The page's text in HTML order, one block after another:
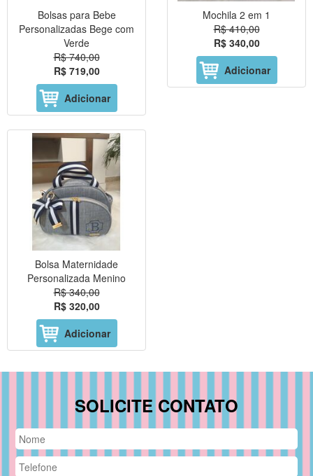
Bolsas para Bebe
Personalizadas Bege com
Verde
R$ 740,00
R$ 719,00
Adicionar
Mochila 2 em 1
R$ 410,00
R$ 340,00
Adicionar
Bolsa Maternidade
Personalizada Menino
R$ 340,00
R$ 320,00
Adicionar
SOLICITE CONTATO